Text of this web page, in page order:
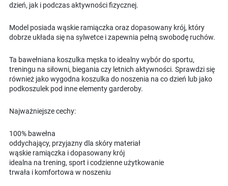
dzień, jak i podczas aktywności fizycznej.
Model posiada wąskie ramiączka oraz dopasowany krój, który
dobrze układa się na sylwetce i zapewnia pełną swobodę ruchów.
Ta bawełniana koszulka męska to idealny wybór do sportu,
treningu na siłowni, biegania czy letnich aktywności. Sprawdzi się
również jako wygodna koszulka do noszenia na co dzień lub jako
podkoszulek pod inne elementy garderoby.
Najważniejsze cechy:
100% bawełna
oddychający, przyjazny dla skóry materiał
wąskie ramiączka i dopasowany krój
idealna na trening, sport i codzienne użytkowanie
trwała i komfortowa w noszeniu